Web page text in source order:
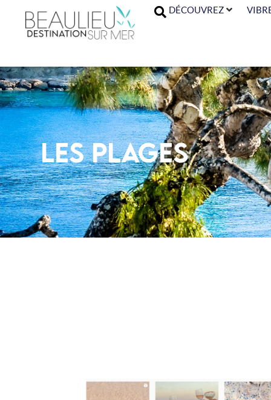
DÉCOUVREZ
LES PLAGES